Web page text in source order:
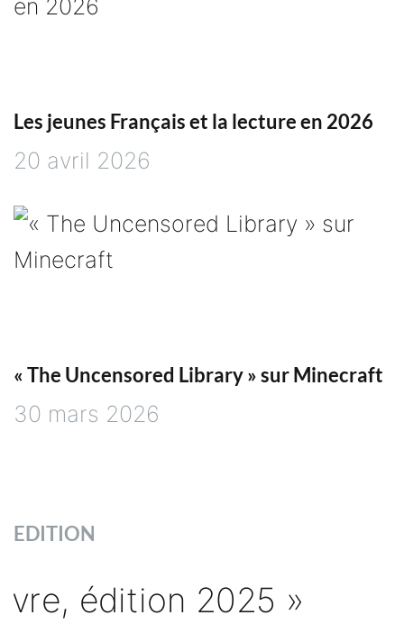
Les jeunes Français et la lecture en 2026
20 avril 2026
« The Uncensored Library » sur Minecraft
30 mars 2026
EDITION